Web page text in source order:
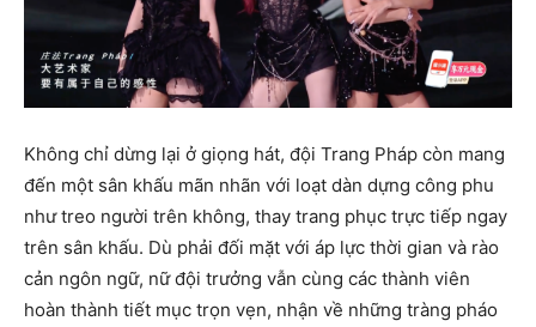
Không chỉ dừng lại ở giọng hát, đội Trang Pháp còn mang
đến một sân khấu mãn nhãn với loạt dàn dựng công phu
như treo người trên không, thay trang phục trực tiếp ngay
trên sân khấu. Dù phải đối mặt với áp lực thời gian và rào
cản ngôn ngữ, nữ đội trưởng vẫn cùng các thành viên
hoàn thành tiết mục trọn vẹn, nhận về những tràng pháo